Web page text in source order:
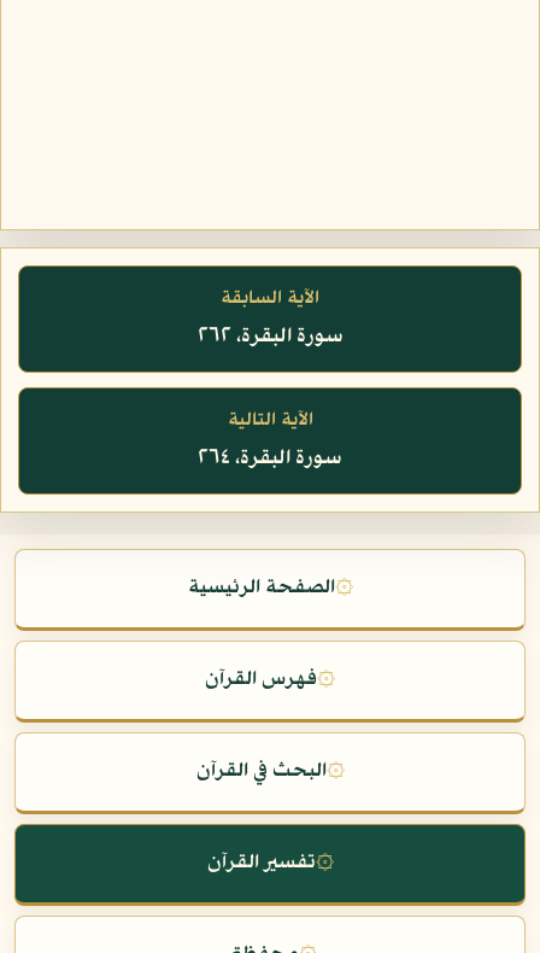
الآية السابقة
سورة البقرة، ٢٦٢
الآية التالية
سورة البقرة، ٢٦٤
۞الصفحة الرئيسية
۞فهرس القرآن
۞البحث في القرآن
۞تفسير القرآن